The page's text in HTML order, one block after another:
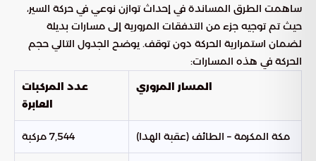
ساهمت الطرق المساندة في إحداث توازن نوعي في حركة السير،
حيث تم توجيه جزء من التدفقات المرورية إلى مسارات بديلة
لضمان استمرارية الحركة دون توقف. يوضح الجدول التالي حجم
الحركة في هذه المسارات:
المسار المروري
عدد المركبات
العابرة
مكة المكرمة – الطائف (عقبة الهدا) 7,544 مركبة